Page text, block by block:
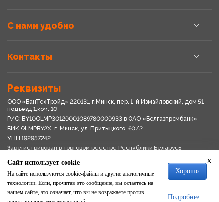
С нами удобно
Контакты
Реквизиты
ООО «ВанТехТрэйд» 220131, г.Минск, пер. 1-й Измайловский, дом 51
подъезд 1,ком. 10
Р/С: BY10OLMP30120001089780000933 в OАО «Белгазпромбанк»
БИК OLMPBY2X. г. Минск, ул. Притыцкого, 60/2
УНП 192957242
Зарегистрирован в торговом реестре Республики Беларусь
Свидетельство о регистрации № 192957242выдано 18.08.2017
Мингориспоплком
Политика обработки персональных данных
Положение о системе видеонаблюдения
Политика в отношении обработки файлов cookie
x
Сайт использует cookie
На сайте используются cookie-файлы и другие аналогичные
технологии. Если, прочитав это сообщение, вы остаетесь на
нашем сайте, это означает, что вы не возражаете против
Хорошо
Подробнее